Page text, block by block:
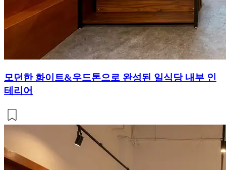
모던한 화이트&우드톤으로 완성된 일식당 내부 인
테리어